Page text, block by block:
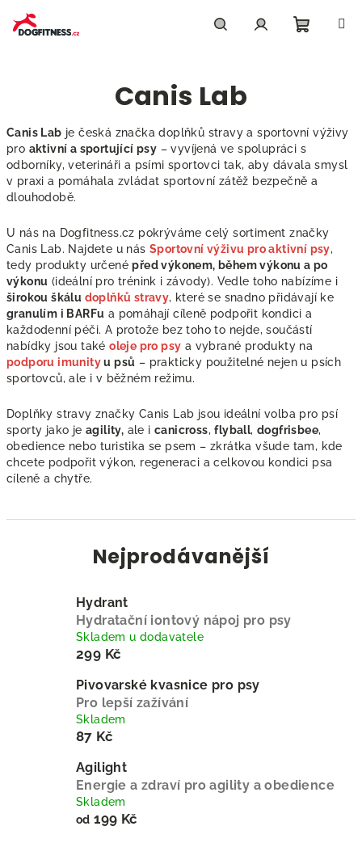
obsah
Canis Lab
Canis Lab je česká značka doplňků stravy a sportovní výživy
pro aktivní a sportující psy – vyvíjená ve spolupráci s
odborníky, veterináři a psími sportovci tak, aby dávala smysl
v praxi a pomáhala zvládat sportovní zátěž bezpečně a
dlouhodobě.
U nás na Dogfitness.cz pokrýváme celý sortiment značky
Canis Lab. Najdete u nás Sportovní výživu pro aktivní psy,
tedy produkty určenépřed výkonem, během výkonu a po
výkonu (ideální pro trénink i závody). Vedle toho nabízíme i
širokou škálu doplňků stravy, které se snadno přidávají ke
granulím i BARFu a pomáhají cíleně podpořit kondici a
každodenní péči. A protože bez toho to nejde, součástí
nabídky jsou takéoleje pro psy a vybrané produkty na
podporu imunityu psů – prakticky použitelné nejen u psích
sportovců, ale i v běžném režimu.
Doplňky stravy značky Canis Lab jsou ideální volba pro psí
sporty jako jeagility, ale icanicross,flyball,dogfrisbee,
obedience nebo turistika se psem – zkrátka všude tam, kde
chcete podpořit výkon, regeneraci a celkovou kondici psa
cíleně a chytře.
Nejprodávanější
Hydrant
Hydratační iontový nápoj pro psy
Skladem u dodavatele
299 Kč
Pivovarské kvasnice pro psy
Pro lepší zažívání
Skladem
87 Kč
Agilight
Energie a zdraví pro agility a obedience
Skladem
od 199 Kč